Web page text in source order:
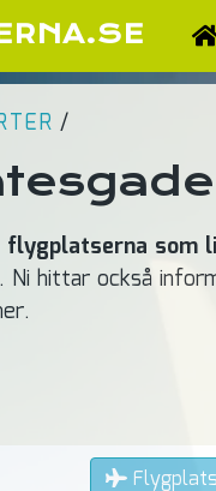
/
flygplatserna som
hittar också